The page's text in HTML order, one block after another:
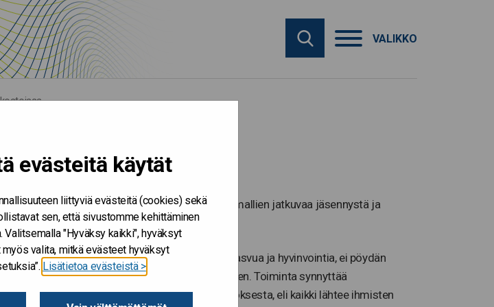
evästeitä käytät
liittyviä evästeitä (cookies) sekä
sen, että sivustomme kehittäminen
Valitsemalla "Hyväksy kaikki", hyväksyt
valita, mitkä evästeet hyväksyt
Lisätietoa evästeistä >
VALIKKO
hyödyntämään omien ajattelu- ja toimintamallien jatkuvaa jäsennystä ja
altistamista osana yhteistyötä.
maakunta, kunta) edistävät Suomen kasvua ja hyvinvointia, ei pöydän
suuntaamalla yhdessä yhteiseen tulevaisuuteen. Toiminta synnyttää
olemassa olevia. Kyse on mindset-muutoksesta, eli kaikki lähtee ihmisten